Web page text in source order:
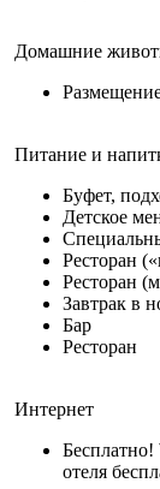
Домашние
Питание и
Буфет,
Детское
Ресторан
Ресторан
Завтрак в
Бар
Ресторан
Интернет
Бесплатно!
отеля